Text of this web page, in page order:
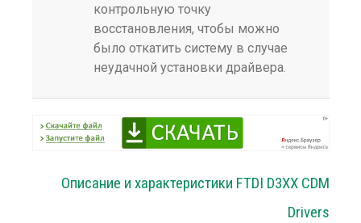
контрольную точку
восстановления, чтобы можно
было откатить систему в случае
неудачной установки драйвера.
Описание и характеристики FTDI D3XX CDM
Drivers